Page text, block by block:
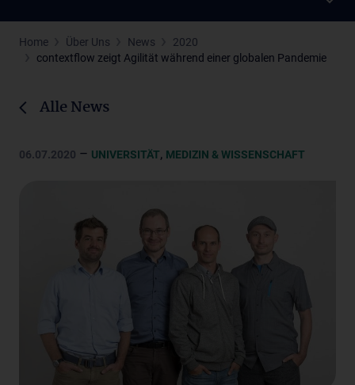
Home Über Uns News
2020
contextflow zeigt Agilität während einer globalen Pandemie
Alle News
06.07.2020 – UNIVERSITÄT, MEDIZIN & WISSENSCHAFT